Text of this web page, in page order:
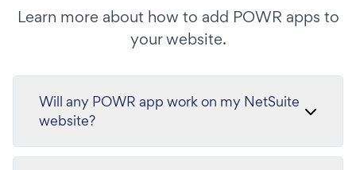
Learn more about how to add POWR apps to
your website.
Will any POWR app work on my NetSuite
website?